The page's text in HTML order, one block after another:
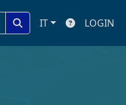
IT LOGIN